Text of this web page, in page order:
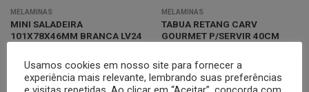
MELAMINAS
MINI SALADEIRA
101X78X46MM BRANCA LV24
Cotar
MELAMINAS
TABUA RETANG CARV
GOURMET P/SERVIR 40CM
Usamos cookies em nosso site para fornecer a
experiência mais relevante, lembrando suas preferências